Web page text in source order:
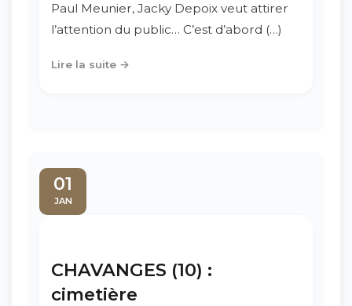
Paul Meunier, Jacky Depoix veut attirer
l’attention du public… C’est d’abord (…)
Lire la suite →
01
JAN
CHAVANGES (10) :
cimetière